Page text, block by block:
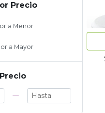
Precio
a Menor
a Mayor
—